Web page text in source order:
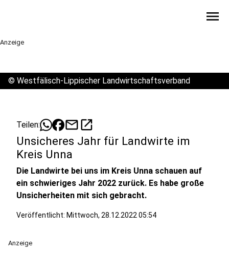
menu
Anzeige
© Westfälisch-Lippischer Landwirtschaftsverband
Teilen: mailopen_in_new
Unsicheres Jahr für Landwirte im
Kreis Unna
Die Landwirte bei uns im Kreis Unna schauen auf
ein schwieriges Jahr 2022 zurück. Es habe große
Unsicherheiten mit sich gebracht.
Veröffentlicht: Mittwoch, 28.12.2022 05:54
Anzeige